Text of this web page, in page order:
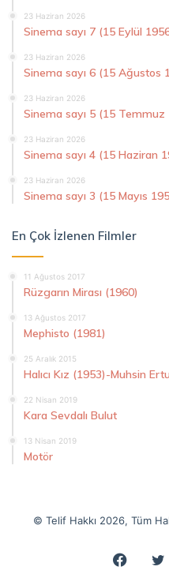
23 Haziran 2026
Sinema sayı 7 (15 Eylül
23 Haziran 2026
Sinema sayı 6 (15 Ağustos
23 Haziran 2026
Sinema sayı 5 (15 Temmuz
23 Haziran 2026
Sinema sayı 4 (15 Haziran
23 Haziran 2026
Sinema sayı 3 (15 Mayıs
En Çok İzlenen Filmler
11 Ağustos 2017
Rüzgarın Mirası (1960)
13 Ağustos 2017
Mephisto (1981)
25 Aralık 2015
Halıcı Kız (1953)-Muhsin
22 Nisan 2019
Kara Sevdalı Bulut
13 Nisan 2019
Motör
© Telif Hakkı 2026, Tüm